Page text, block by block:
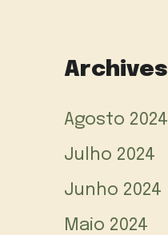
Archives
Agosto 2024
Julho 2024
Junho 2024
Maio 2024